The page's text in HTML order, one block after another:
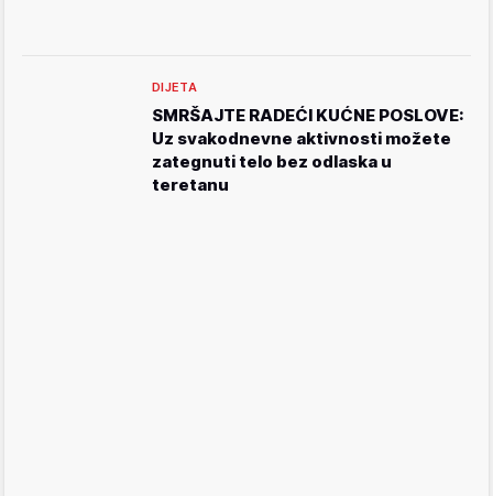
DIJETA
SMRŠAJTE RADEĆI KUĆNE POSLOVE:
Uz svakodnevne aktivnosti možete
zategnuti telo bez odlaska u
teretanu